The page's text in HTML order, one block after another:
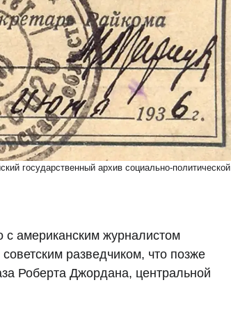
государственный архив социально-политической
американским журналистом
разведчиком, что позже
Роберта Джордана, центральной